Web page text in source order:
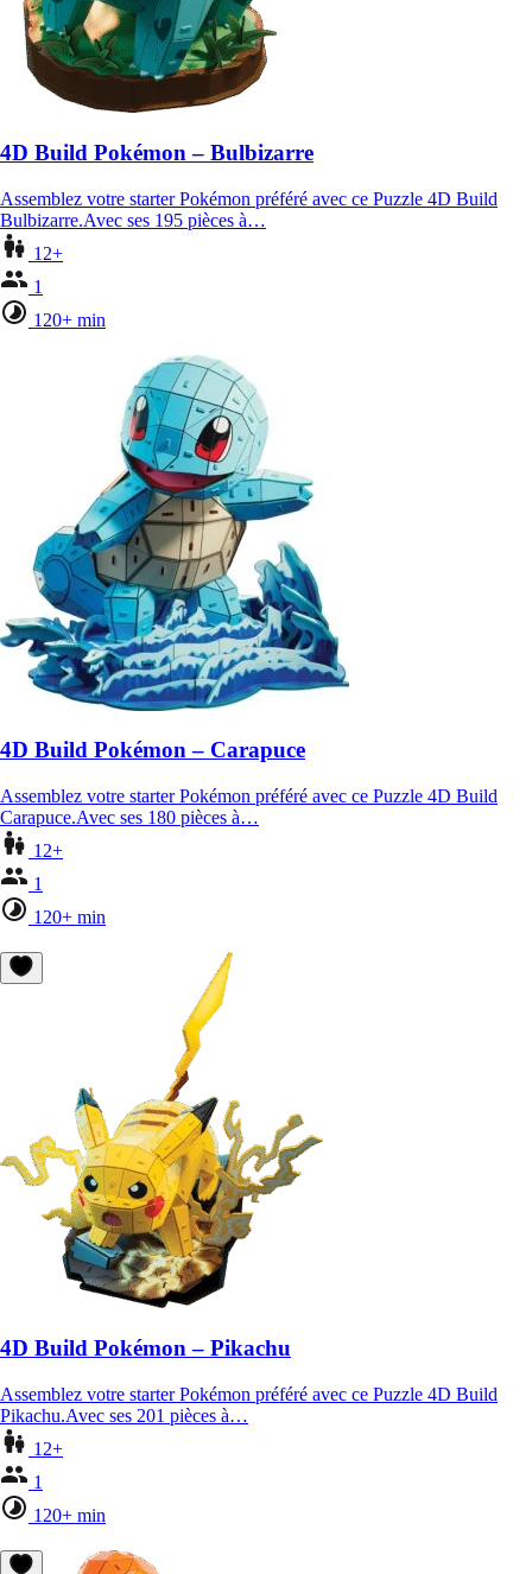
4D Build Pokémon – Bulbizarre
Assemblez votre starter Pokémon préféré avec ce Puzzle 4D Build
Bulbizarre.Avec ses 195 pièces à…
12+
1
120+ min
4D Build Pokémon – Carapuce
Assemblez votre starter Pokémon préféré avec ce Puzzle 4D Build
Carapuce.Avec ses 180 pièces à…
12+
1
120+ min
4D Build Pokémon – Pikachu
Assemblez votre starter Pokémon préféré avec ce Puzzle 4D Build
Pikachu.Avec ses 201 pièces à…
12+
1
120+ min